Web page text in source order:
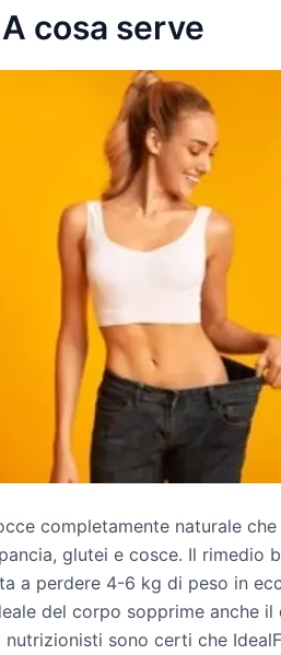
A cosa serve
completamente naturale
glutei e cosce. Il rimedio
a perdere 4-6 kg di peso in
del corpo sopprime anche
nutrizionisti sono certi che